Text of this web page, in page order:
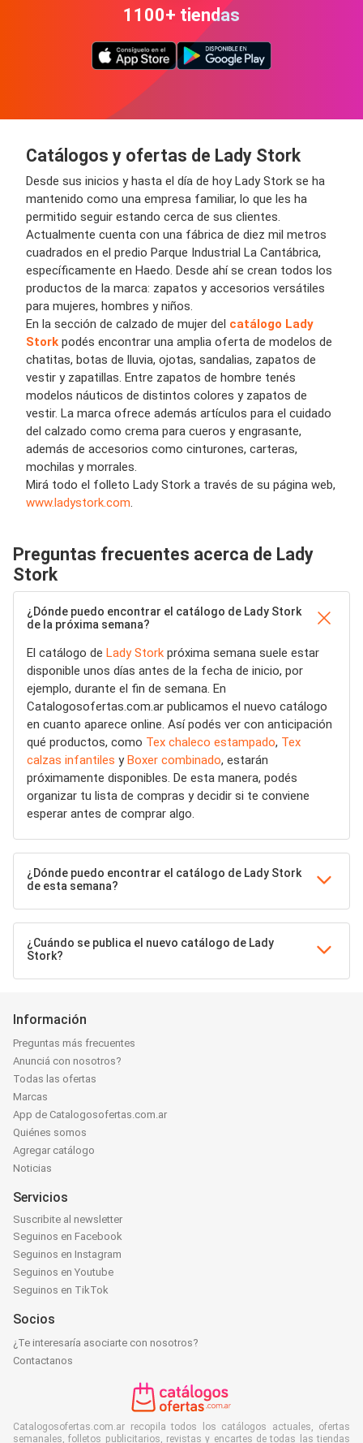
1100+ tiendas
Catálogos y ofertas de Lady Stork
Desde sus inicios y hasta el día de hoy Lady Stork se ha
mantenido como una empresa familiar, lo que les ha
permitido seguir estando cerca de sus clientes.
Actualmente cuenta con una fábrica de diez mil metros
cuadrados en el predio Parque Industrial La Cantábrica,
específicamente en Haedo. Desde ahí se crean todos los
productos de la marca: zapatos y accesorios versátiles
para mujeres, hombres y niños.
En la sección de calzado de mujer del catálogo Lady
Stork podés encontrar una amplia oferta de modelos de
chatitas, botas de lluvia, ojotas, sandalias, zapatos de
vestir y zapatillas. Entre zapatos de hombre tenés
modelos náuticos de distintos colores y zapatos de
vestir. La marca ofrece además artículos para el cuidado
del calzado como crema para cueros y engrasante,
además de accesorios como cinturones, carteras,
mochilas y morrales.
Mirá todo el folleto Lady Stork a través de su página web,
www.ladystork.com.
Preguntas frecuentes acerca de Lady
Stork
¿Dónde puedo encontrar el catálogo de Lady Stork
de la próxima semana?
El catálogo de Lady Stork próxima semana suele estar
disponible unos días antes de la fecha de inicio, por
ejemplo, durante el fin de semana. En
Catalogosofertas.com.ar publicamos el nuevo catálogo
en cuanto aparece online. Así podés ver con anticipación
qué productos, como Tex chaleco estampado, Tex
calzas infantiles yBoxer combinado, estarán
próximamente disponibles. De esta manera, podés
organizar tu lista de compras y decidir si te conviene
esperar antes de comprar algo.
¿Dónde puedo encontrar el catálogo de Lady Stork
de esta semana?
¿Cuándo se publica el nuevo catálogo de Lady
Stork?
Información
Preguntas más frecuentes
Anunciá con nosotros?
Todas las ofertas
Marcas
App de Catalogosofertas.com.ar
Quiénes somos
Agregar catálogo
Noticias
Servicios
Suscribite al newsletter
Seguinos en Facebook
Seguinos en Instagram
Seguinos en Youtube
Seguinos en TikTok
Socios
¿Te interesaría asociarte con nosotros?
Contactanos
Catalogosofertas.com.ar recopila todos los catálogos actuales, ofertas
semanales, folletos publicitarios, revistas y encartes de todas las tiendas